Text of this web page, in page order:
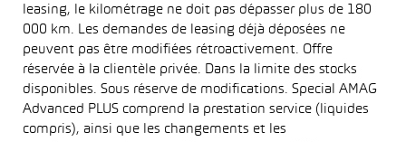
leasing, le kilométrage ne doit pas dépasser plus de 180
000 km. Les demandes de leasing déjà déposées ne
peuvent pas être modifiées rétroactivement. Offre
réservée à la clientèle privée. Dans la limite des stocks
disponibles. Sous réserve de modifications. Special AMAG
Advanced PLUS comprend la prestation service (liquides
compris), ainsi que les changements et les